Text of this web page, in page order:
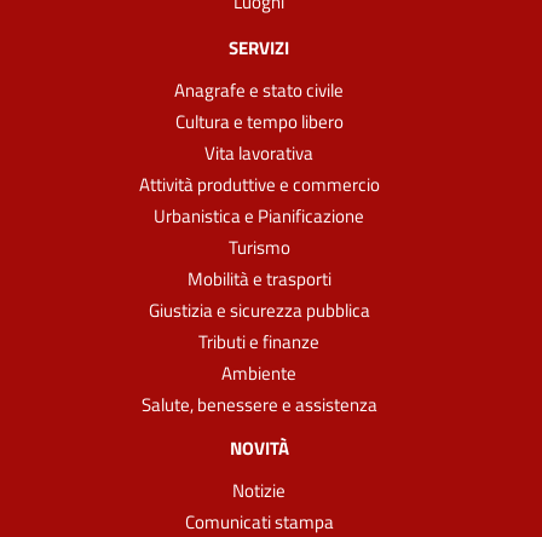
SERVIZI
Anagrafe e stato civile
Cultura e tempo libero
Vita lavorativa
Attività produttive e commercio
Urbanistica e Pianificazione
Turismo
Mobilità e trasporti
Giustizia e sicurezza pubblica
Tributi e finanze
Ambiente
Salute, benessere e assistenza
NOVITÀ
Notizie
Comunicati stampa